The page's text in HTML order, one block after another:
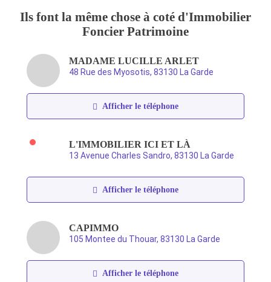
Ils font la même chose à coté d'Immobilier
Foncier Patrimoine
MADAME LUCILLE ARLET
48 Rue des Myosotis, 83130 La Garde
Afficher le téléphone
L'IMMOBILIER ICI ET LÀ
13 Avenue Charles Sandro, 83130 La Garde
Afficher le téléphone
CAPIMMO
105 Montee du Thouar, 83130 La Garde
Afficher le téléphone